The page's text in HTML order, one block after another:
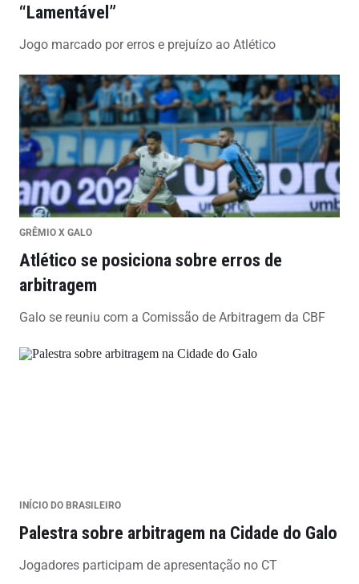
“Lamentável”
Jogo marcado por erros e prejuízo ao Atlético
GRÊMIO X GALO
Atlético se posiciona sobre erros de
arbitragem
Galo se reuniu com a Comissão de Arbitragem da CBF
INÍCIO DO BRASILEIRO
Palestra sobre arbitragem na Cidade do Galo
Jogadores participam de apresentação no CT